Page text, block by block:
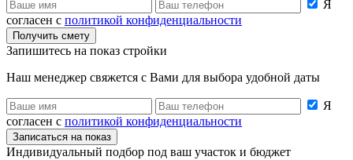
Я
согласен с политикой конфиденциальности
Получить смету
Запишитесь на показ стройки
Наш менеджер свяжется с Вами для выбора удобной даты
Я
согласен с политикой конфиденциальности
Записаться на показ
Индивидуальный подбор под ваш участок и бюджет